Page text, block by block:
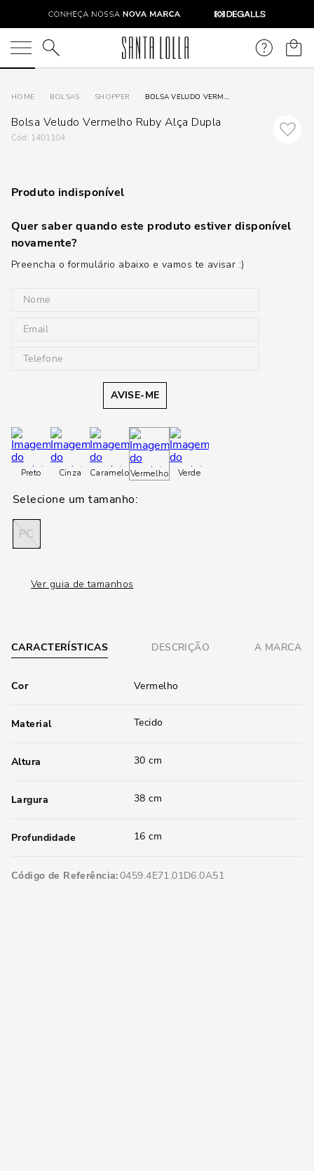
O que você está procurando?
BOLSAS SHOPPER BOLSA VELUDO VERMELHO RUBY ALÇA DUPLA
Bolsa Veludo Vermelho Ruby Alça Dupla
: 1401104
Produto indisponível
Quer saber quando este produto estiver disponível
novamente?
Preencha o formulário abaixo e vamos te avisar :)
AVISE-ME
Preto Cinza CarameloVermelho Verde
PC
Ver guia de tamanhos
CARACTERÍSTICAS DESCRIÇÃO A MARCA
Cor Vermelho
Material Tecido
Altura 30 cm
Largura 38 cm
Profundidade 16 cm
Código de Referência 0459.4E71.01D6.0A51